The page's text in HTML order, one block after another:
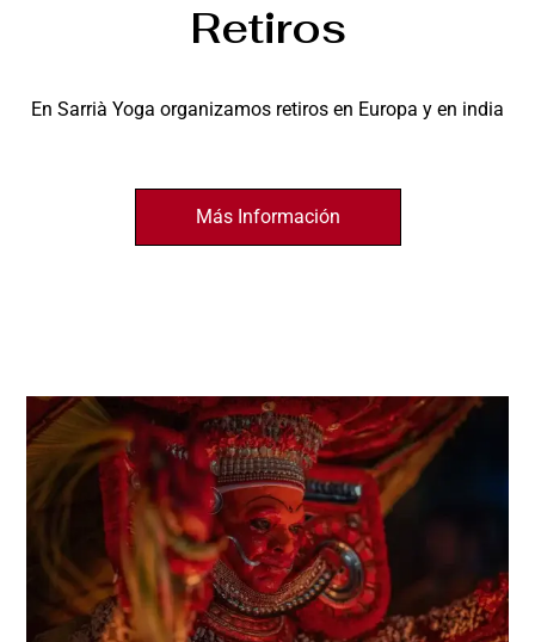
Retiros
En Sarrià Yoga organizamos retiros en Europa y en india
Más Información